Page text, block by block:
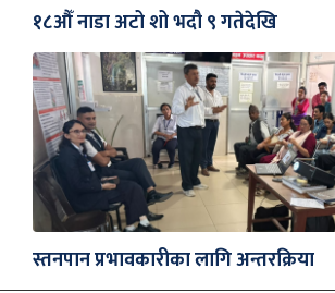
१८औँ नाडा अटो शो भदौ ९ गतेदेखि
स्तनपान प्रभावकारीका लागि अन्तरक्रिया